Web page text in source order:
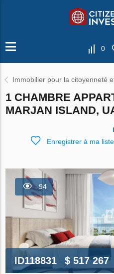
0
Immobilier pour la citoyenneté
1 CHAMBRE
MARJAN ISLAND,
Enregistrer à ma
94
ID118831 $ 517 267